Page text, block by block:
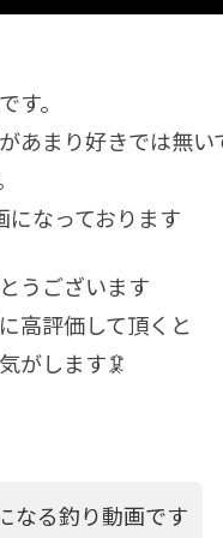
す。
あまり好きでは無い
になっております
うございます
高評価して頂くと
がします🦑
なる釣り動画です